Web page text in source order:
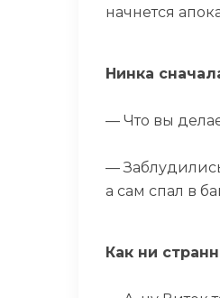
начнется
Нинка
— Что вы
—
а сам спал в
Как ни